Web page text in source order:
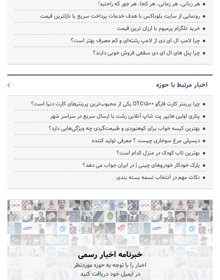
هر زبانی، هر زمانی، هر کجا، هر جور که راحتید!
رونمایی از سایت بلوباکس با هدف خدمات پرداخت سریع با نازلترین قیمت
خرید تلگرام پرمیوم با ارزان ترین قیمت
چرا لامپ ال ای دی از لامپ رشته‌ای و کم مصرف بهتر است؟
چرا پنل های ال ای دی سقفی فروش خوبی دارند؟
اخبار مرتبط با حوزه
چرا پرینتر کارت فارگو DTC1500 یکی از محبوب‌ترین پرینترهای کارت دنیا است؟
پتاری اولین هایپر پت شاپ آنلاین رشت با ارسال سریع در سراسر شهر
بهترین کیسه خواب برای کوهنوردی و طبیعت‌گردی چه ویژگی‌هایی دارد؟
دیسپلی مرغ سوخاری چیست ؟ معرفی تولید کننده
بهترین تاب کودک در منزل کدام است؟
پارک خودکار خودروهای چینی | در ایران جواب می دهد؟
نکات مهم در انتخاب تسمه بسته بندی
خبرنامه اخبار رسمی
اخبار را با توجه به حوزه موردنظر
در ایمیل خود دریافت کنید